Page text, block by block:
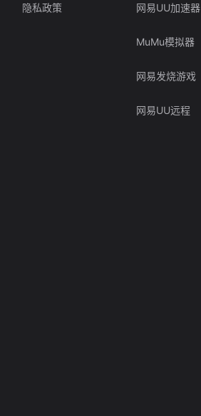
隐私政策 网易UU加速器
MuMu模拟器
网易发烧游戏
网易UU远程